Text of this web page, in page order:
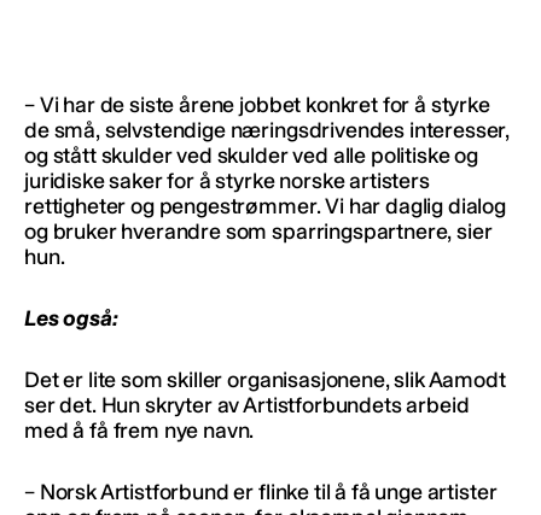
– Vi har de siste årene jobbet konkret for å styrke
de små, selvstendige næringsdrivendes interesser,
og stått skulder ved skulder ved alle politiske og
juridiske saker for å styrke norske artisters
rettigheter og pengestrømmer. Vi har daglig dialog
og bruker hverandre som sparringspartnere, sier
hun.
Les også:
Det er lite som skiller organisasjonene, slik Aamodt
ser det. Hun skryter av Artistforbundets arbeid
med å få frem nye navn.
– Norsk Artistforbund er flinke til å få unge artister